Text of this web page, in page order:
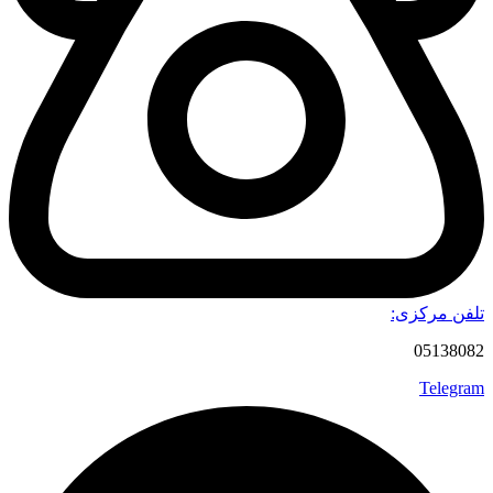
قیمت نسبتا بالا
تعمیرات سخت و پیچیده
تامین قطعات اصلی تنها از فروشگاه های معتبر
طول عمر کوتاه در صورت عدم نگهداری اصولی
انتخاب محدود نسبت به مدل های سایر کامپیوترها
تعداد پورت های کمتر از کامپیوترهای معمولی
راهنمای خرید کامپیوتر All In One
کامپیوترهای همه کاره دارای انواع مدل های مختلف هستند که هر
کدام می توانند برای انجام کارهای متفاوت مورد استفاده قرار
از:
پردازنده:
اولین و مهم ترین نکته ای که هنگام خرید آل این وان باید به آن توجه
داشته باشید، نوع پردازنده کامپیوتر است. نوع پردازنده می تواند
مشخص کند که شما چه برنامه هایی را می توانید روی سیستم
تلفن مرکزی:
05138082
Telegram